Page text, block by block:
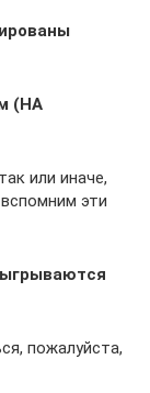
(НА
или иначе,
эти
пожалуйста,